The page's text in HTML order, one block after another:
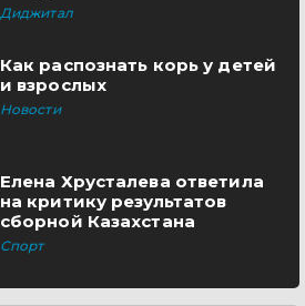
Диджитал
Как распознать корь у детей
и взрослых
Новости
Елена Хрусталева ответила
на критику результатов
сборной Казахстана
Спорт